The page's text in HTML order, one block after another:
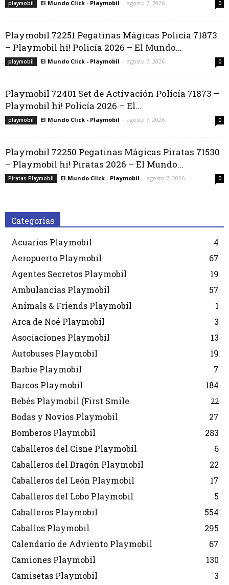
playmobil El Mundo Click - Playmobil - agosto 7, 2026 0
Playmobil 72251 Pegatinas Mágicas Policía 71873
– Playmobil hi! Policía 2026 – El Mundo...
playmobil El Mundo Click - Playmobil - agosto 7, 2026 0
Playmobil 72401 Set de Activación Policía 71873 –
Playmobil hi! Policía 2026 – El...
playmobil El Mundo Click - Playmobil - agosto 7, 2026 0
Playmobil 72250 Pegatinas Mágicas Piratas 71530
– Playmobil hi! Piratas 2026 – El Mundo...
Piratas Playmobil El Mundo Click - Playmobil - agosto 7, 2026 0
Categorias
Acuarios Playmobil
4
Aeropuerto Playmobil
67
Agentes Secretos Playmobil
19
Ambulancias Playmobil
57
Animals & Friends Playmobil
1
Arca de Noé Playmobil
3
Asociaciones Playmobil
13
Autobuses Playmobil
19
Barbie Playmobil
7
Barcos Playmobil
184
Bebés Playmobil (First Smile
22
Bodas y Novios Playmobil
27
Bomberos Playmobil
283
Caballeros del Cisne Playmobil
6
Caballeros del Dragón Playmobil
22
Caballeros del León Playmobil
17
Caballeros del Lobo Playmobil
5
Caballeros Playmobil
554
Caballos Playmobil
295
Calendario de Adviento Playmobil
67
Camiones Playmobil
130
Camisetas Playmobil
3